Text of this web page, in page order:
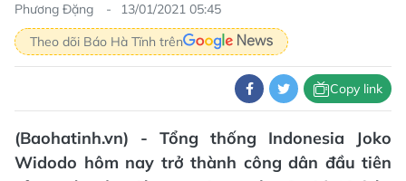
Phương Đặng
13/01/2021 05:45
Theo dõi Báo Hà Tĩnh trên
Copy link
(Baohatinh.vn) - Tổng thống Indonesia Joko
Widodo hôm nay trở thành công dân đầu tiên